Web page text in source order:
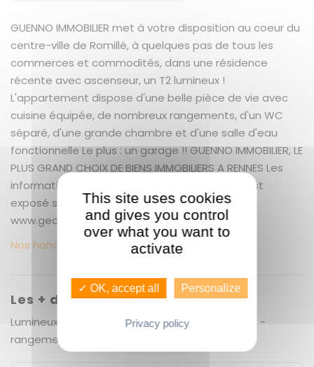
GUENNO IMMOBILIER met à votre disposition au coeur du
centre-ville de Romillé, à quelques pas de tous les
commerces et commodités, dans une résidence
récente avec ascenseur, un T2 lumineux !
L'appartement dispose d'une belle pièce de vie avec
cuisine équipée, de nombreux rangements, d'un WC
séparé, d'une grande chambre et d'une salle d'eau
fonctionnelle Le plus : un garage !! GUENNO IMMOBILIER, LE
PLUS GRAND CHOIX DE BIENS IMMOBILIERS A RENNES Les
informations sur les risques auxquels ce bien est
exposé sont disponibles sur le site Géorisques :
www.georisques.gouv.fr
Nos honoraires
Les + du bien
Lumineux - dernier étage - ascenseur - garage -
rangement - proche commerces
This site uses cookies
and gives you control
over what you want to
activate
✓ OK, accept all Personalize
Privacy policy